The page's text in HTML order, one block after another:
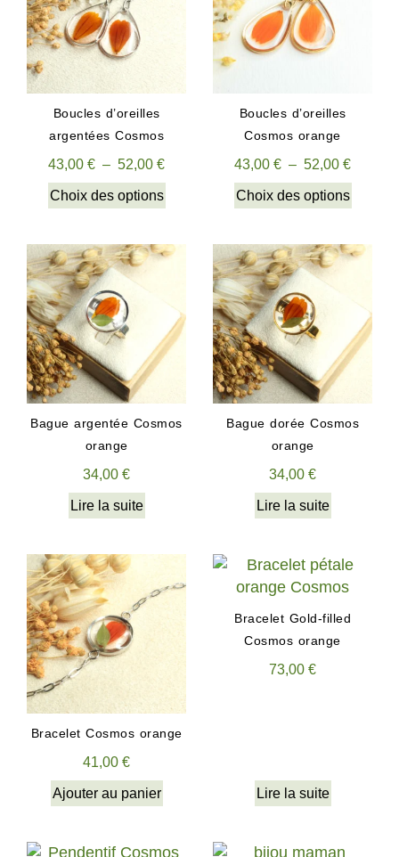
Boucles d’oreilles
argentées Cosmos
43,00 € – 52,00 €
Choix des options
Boucles d’oreilles
Cosmos orange
43,00 € – 52,00 €
Choix des options
Bague argentée Cosmos
orange
34,00 €
Lire la suite
Bague dorée Cosmos
orange
34,00 €
Lire la suite
Bracelet Cosmos orange
41,00 €
Ajouter au panier
Bracelet Gold-filled
Cosmos orange
73,00 €
Lire la suite